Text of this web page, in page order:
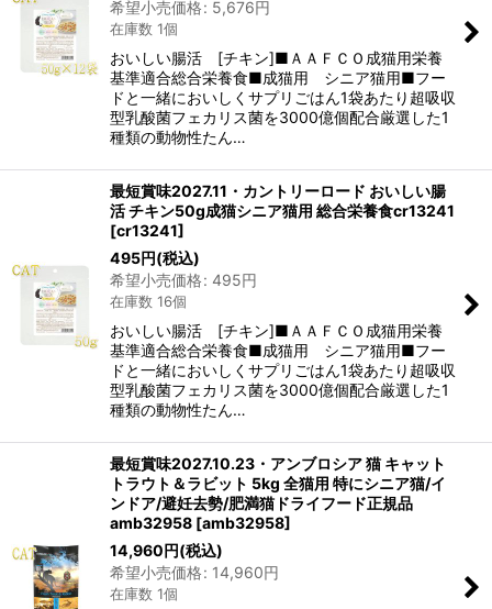
希望小売価格: 5,676円
在庫数 1個
おいしい腸活 [チキン]■ＡＡＦＣＯ成猫用栄養
基準適合総合栄養食■成猫用 シニア猫用■フー
ドと一緒においしくサプリごはん1袋あたり超吸収
型乳酸菌フェカリス菌を3000億個配合厳選した1
種類の動物性たん…
最短賞味2027.11・カントリーロード おいしい腸
活 チキン50g成猫シニア猫用 総合栄養食cr13241
[cr13241]
495円(税込)
希望小売価格: 495円
在庫数 16個
おいしい腸活 [チキン]■ＡＡＦＣＯ成猫用栄養
基準適合総合栄養食■成猫用 シニア猫用■フー
ドと一緒においしくサプリごはん1袋あたり超吸収
型乳酸菌フェカリス菌を3000億個配合厳選した1
種類の動物性たん…
最短賞味2027.10.23・アンブロシア 猫 キャット
トラウト＆ラビット 5kg 全猫用 特にシニア猫/イ
ンドア/避妊去勢/肥満猫ドライフード正規品
amb32958 [amb32958]
14,960円(税込)
希望小売価格: 14,960円
在庫数 1個